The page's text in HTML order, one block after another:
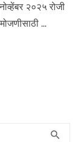
२०२५ रोजी
…
search